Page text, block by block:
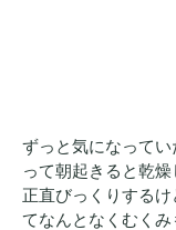
ずっと気になって
って朝起きると乾
正直びっくりする
てなんとなくむく